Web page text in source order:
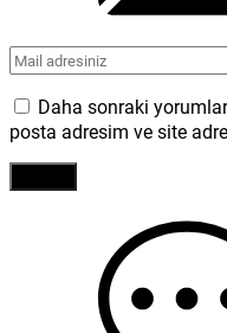
Daha sonraki
posta adresim ve site